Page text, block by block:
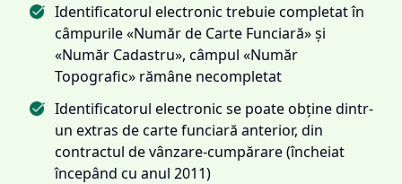
Identificatorul electronic trebuie completat în
câmpurile «Număr de Carte Funciară» și
«Număr Cadastru», câmpul «Număr
Topografic» rămâne necompletat
Identificatorul electronic se poate obține dintr-
un extras de carte funciară anterior, din
contractul de vânzare-cumpărare (încheiat
începând cu anul 2011)